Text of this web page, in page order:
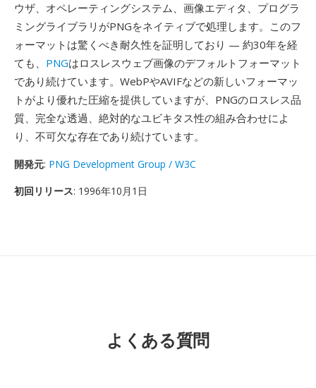
ウザ、オペレーティングシステム、画像エディタ、プログラ
ミングライブラリがPNGをネイティブで処理します。このフ
ォーマットは驚くべき耐久性を証明しており — 約30年を経
ても、 PNGはロスレスウェブ画像のデフォルトフォーマット
であり続けています。WebPやAVIFなどの新しいフォーマッ
トがより優れた圧縮を提供していますが、PNGのロスレス品
質、完全な透過、絶対的なユビキタス性の組み合わせによ
り、不可欠な存在であり続けています。
開発元: PNG Development Group / W3C
初回リリース: 1996年10月1日
よくある質問